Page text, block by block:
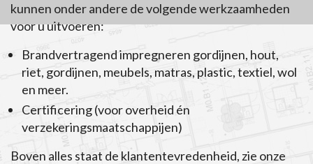
kunnen onder andere de volgende werkzaamheden
voor u uitvoeren:
Brandvertragend impregneren gordijnen, hout,
riet, gordijnen, meubels, matras, plastic, textiel, wol
en meer.
Certificering (voor overheid én
verzekeringsmaatschappijen)
Boven alles staat de klantentevredenheid, zie onze